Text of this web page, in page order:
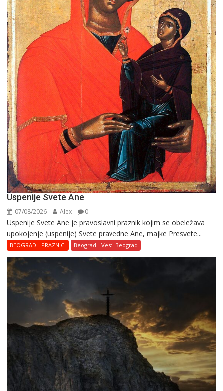
Uspenije Svete Ane
07/08/2026 Alex 0
Uspenije Svete Ane je pravoslavni praznik kojim se obeležava
upokojenje (uspenije) Svete pravedne Ane, majke Presvete...
BEOGRAD - PRAZNICI Beograd - Vesti Beograd